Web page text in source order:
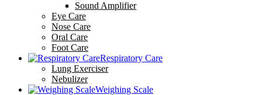
Sound Amplifier
Eye Care
Nose Care
Oral Care
Foot Care
Respiratory Care
Lung Exerciser
Nebulizer
Weighing Scale